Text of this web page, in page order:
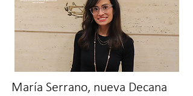
María Serrano, nueva Decana